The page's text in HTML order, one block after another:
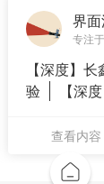
界
专注
【深度】
验
【深
查看内容